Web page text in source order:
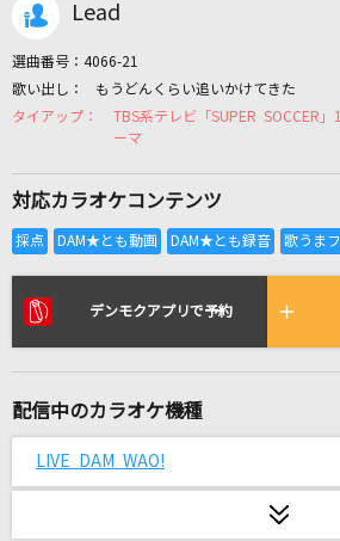
カラオケリクエス
全国りれき
リアルタイムで歌われてい
Moonshine
Stand By You
パメラ
Lead
選曲番号： 4066-21
もうどんくらい追いかけてきた
TBS系テレビ「SUPER SOCCER
ーマ
対応カラオケコンテンツ
デンモクアプリで予約
配信中のカラオケ機種
LIVE DAM WAO!